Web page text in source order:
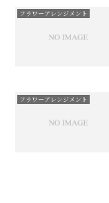
フラワーアレンジメント
フラワーアレンジメント